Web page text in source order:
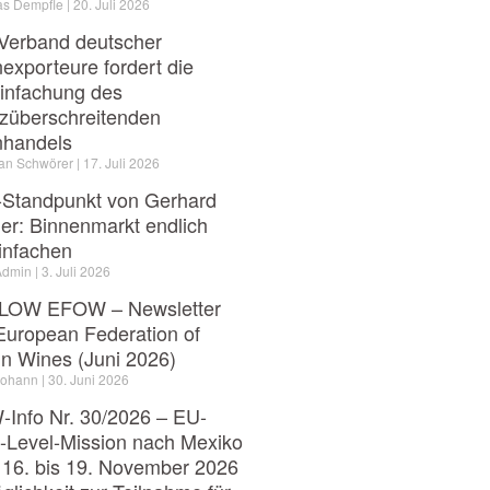
Dempfle 20. Juli 2026
deutscher
fordert die
des
Schwörer 17. Juli 2026
von Gerhard
Binnenmarkt endlich
3. Juli 2026
EFOW – Newsletter
Federation of
Wines (Juni 2026)
30. Juni 2026
Info Nr. 30/2026 – EU-
Level-Mission nach Mexiko
bis 19. November 2026